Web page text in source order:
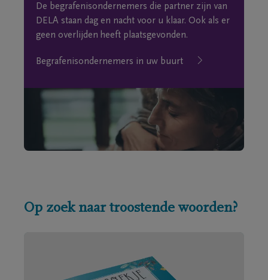
De begrafenisondernemers die partner zijn van
DELA staan dag en nacht voor u klaar. Ook als er
geen overlijden heeft plaatsgevonden.
Begrafenisondernemers in uw buurt
Op zoek naar troostende woorden?